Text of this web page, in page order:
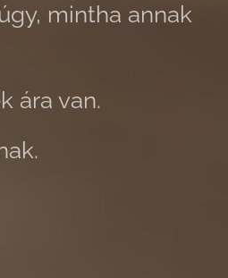
mintha annak
ára van.